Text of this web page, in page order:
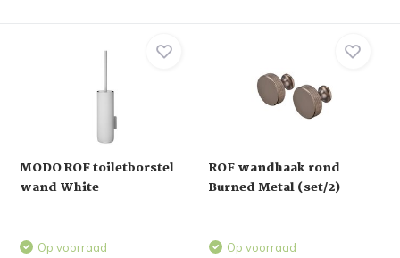
MODO ROF toiletborstel
wand White
Op voorraad
ROF wandhaak rond
Burned Metal (set/2)
Op voorraad